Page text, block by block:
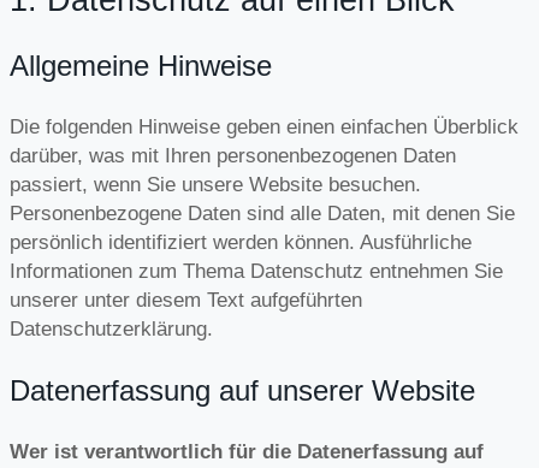
Allgemeine Hinweise
Die folgenden Hinweise geben einen einfachen Überblick
darüber, was mit Ihren personenbezogenen Daten
passiert, wenn Sie unsere Website besuchen.
Personenbezogene Daten sind alle Daten, mit denen Sie
persönlich identifiziert werden können. Ausführliche
Informationen zum Thema Datenschutz entnehmen Sie
unserer unter diesem Text aufgeführten
Datenschutzerklärung.
Datenerfassung auf unserer Website
Wer ist verantwortlich für die Datenerfassung auf